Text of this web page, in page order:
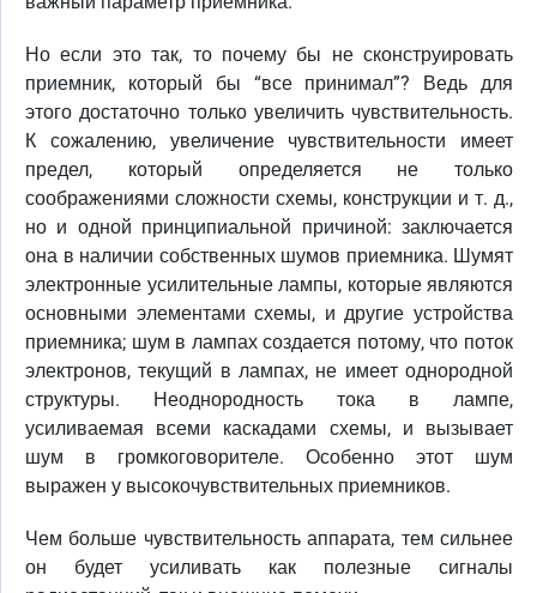
Но если это так, то почему бы не сконструировать
приемник, который бы “все принимал”? Ведь для
этого достаточно только увеличить чувствительность.
К сожалению, увеличение чувствительности имеет
предел, который определяется не только
соображениями сложности схемы, конструкции и т. д.,
но и одной принципиальной причиной: заключается
она в наличии собственных шумов приемника. Шумят
электронные усилительные лампы, которые являются
основными элементами схемы, и другие устройства
приемника; шум в лампах создается потому, что поток
электронов, текущий в лампах, не имеет однородной
структуры. Неоднородность тока в лампе,
усиливаемая всеми каскадами схемы, и вызывает
шум в громкоговорителе. Особенно этот шум
выражен у высокочувствительных приемников.
Чем больше чувствительность аппарата, тем сильнее
он будет усиливать как полезные сигналы